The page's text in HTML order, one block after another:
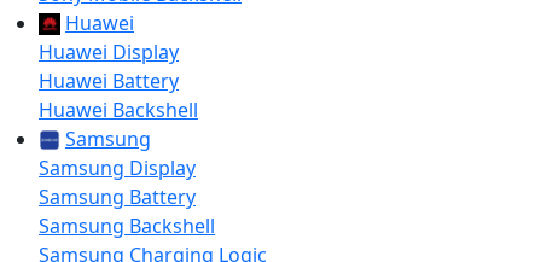
Huawei
Huawei Display
Huawei Battery
Huawei Backshell
Samsung
Samsung Display
Samsung Battery
Samsung Backshell
Samsung Charging Logic